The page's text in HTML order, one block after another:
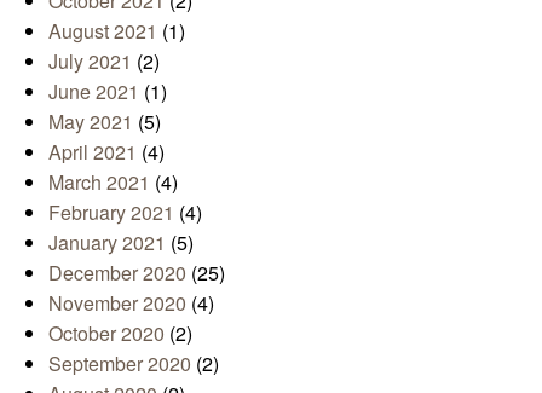
August 2021 (1)
July 2021 (2)
June 2021 (1)
May 2021 (5)
April 2021 (4)
March 2021 (4)
February 2021 (4)
January 2021 (5)
December 2020 (25)
November 2020 (4)
October 2020 (2)
September 2020 (2)